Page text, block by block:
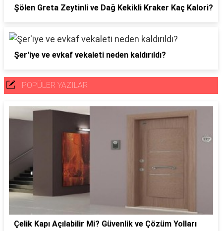
Şölen Greta Zeytinli ve Dağ Kekikli Kraker Kaç Kalori?
Şer'iye ve evkaf vekaleti neden kaldırıldı?
POPÜLER YAZILAR
Çelik Kapı Açılabilir Mi? Güvenlik ve Çözüm Yolları